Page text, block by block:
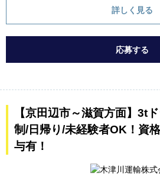
詳しく見る
応募する
【京田辺市～滋賀方面】3t
制/日帰り/未経験者OK！資
与有！